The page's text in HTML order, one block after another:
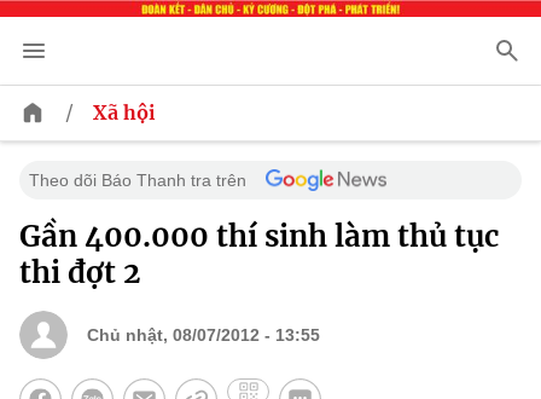
/ Xã hội
Theo dõi Báo Thanh tra trên
Gần 400.000 thí sinh làm thủ tục
thi đợt 2
Chủ nhật, 08/07/2012 - 13:55